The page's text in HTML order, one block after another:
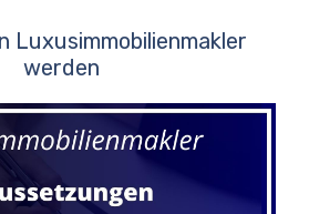
Luxusimmobilienmakler
werden